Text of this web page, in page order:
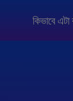
কিভাবে